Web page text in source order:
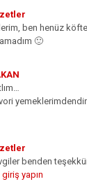
ben henüz
🙂
yemeklerimdendir…
benden
yapın